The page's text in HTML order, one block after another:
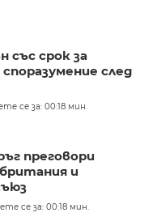
със срок за
след
се за: 00:18 мин.
преговори
и
се за: 00:18 мин.